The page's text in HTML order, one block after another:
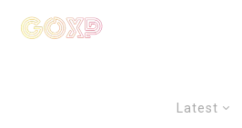
Latest